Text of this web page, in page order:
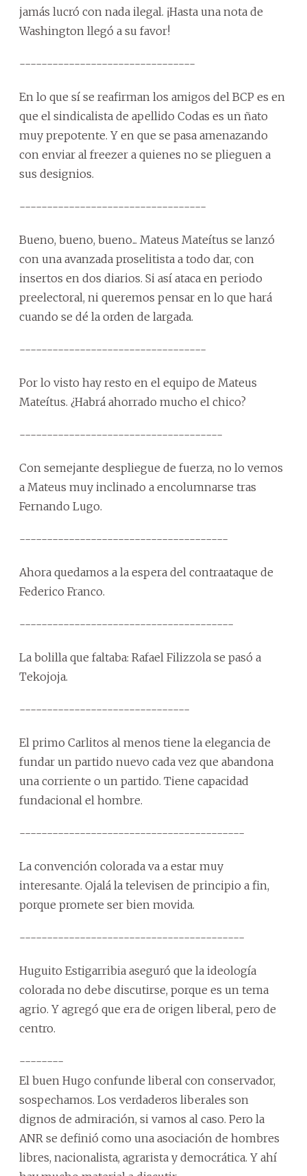
jamás lucró con nada ilegal. ¡Hasta una nota de
Washington llegó a su favor!
--------------------------------
En lo que sí se reafirman los amigos del BCP es en
que el sindicalista de apellido Codas es un ñato
muy prepotente. Y en que se pasa amenazando
con enviar al freezer a quienes no se plieguen a
sus designios.
----------------------------------
Bueno, bueno, bueno... Mateus Mateítus se lanzó
con una avanzada proselitista a todo dar, con
insertos en dos diarios. Si así ataca en periodo
preelectoral, ni queremos pensar en lo que hará
cuando se dé la orden de largada.
----------------------------------
Por lo visto hay resto en el equipo de Mateus
Mateítus. ¿Habrá ahorrado mucho el chico?
-------------------------------------
Con semejante despliegue de fuerza, no lo vemos
a Mateus muy inclinado a encolumnarse tras
Fernando Lugo.
--------------------------------------
Ahora quedamos a la espera del contraataque de
Federico Franco.
---------------------------------------
La bolilla que faltaba: Rafael Filizzola se pasó a
Tekojoja.
-------------------------------
El primo Carlitos al menos tiene la elegancia de
fundar un partido nuevo cada vez que abandona
una corriente o un partido. Tiene capacidad
fundacional el hombre.
-----------------------------------------
La convención colorada va a estar muy
interesante. Ojalá la televisen de principio a fin,
porque promete ser bien movida.
-----------------------------------------
Huguito Estigarribia aseguró que la ideología
colorada no debe discutirse, porque es un tema
agrio. Y agregó que era de origen liberal, pero de
centro.
--------
El buen Hugo confunde liberal con conservador,
sospechamos. Los verdaderos liberales son
dignos de admiración, si vamos al caso. Pero la
ANR se definió como una asociación de hombres
libres, nacionalista, agrarista y democrática. Y ahí